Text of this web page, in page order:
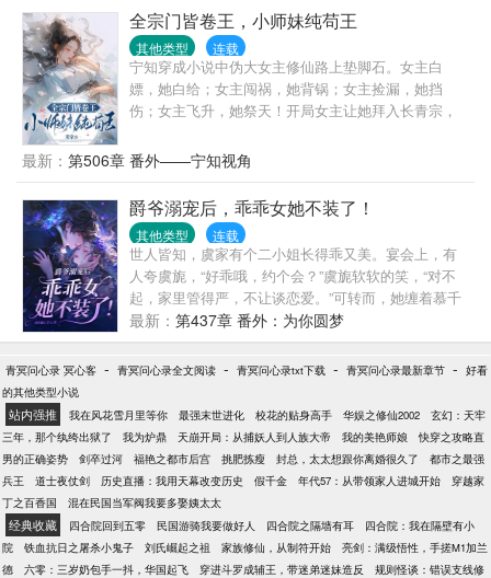
全宗门皆卷王，小师妹纯苟王
其他类型 连载
宁知穿成小说中伪大女主修仙路上垫脚石。女主白
嫖，她白给；女主闯祸，她背锅；女主捡漏，她挡
伤；女主飞升，她祭天！开局女主让她拜入长青宗，
文尔雅，家族被灭后造成双重人格，仇人正是女主家
族，复仇之时身负重伤被女主反杀。二师兄帅气多
金，家族百年难得一遇的天才，被造谣嗑丹药涨修
为，道心不稳滋生心魔，堕魔后变成杀人大魔头。三
师兄狐媚妖冶，有狐妖血统遭世人所不容，从小缺爱
敏感厌世，被女主哄骗自掏妖丹而亡。惨！实惨！宁
知:大师兄，敌人的敌人就是盟友，与其单枪匹马，不
如群起而攻之。二师兄，走自己的路让别人去说是行
不通的，你要走别人的路，让别人无路可走。三师
兄，红豆生南国，混血是男模，别人就是嫉妒你的美
貌，内耗自己，不如外耗他人。师兄们大彻大悟，朝
师妹你这是？”宁知：“啊？我在苟剧情啊！”不巧，每
次女主受伤时她都会被自动传送过去挡伤害。这剧情
骚的嘞。你强任你强，我苟我在行。宁知给自己和女
主牵上同感相惜绳，从此有痛同当，有福独享。原女
主半夜被痛醒：不是，她有病吧！
最新： 第506章 番外——宁知视角
爵爷溺宠后，乖乖女她不装了！
其他类型 连载
世人皆知，虞家有个二小姐长得乖又美。宴会上，有
人夸虞旎，“好乖哦，约个会？”虞旎软软的笑，“对不
起，家里管得严，不让谈恋爱。”可转而，她缠着慕千
爵撒娇，“老公，有人找我约会。”男人掐住她腰，咬牙
危险,“不许在别人面前卖乖。”“好啊。”她一身红裙，戴
上面具转身融入舞池，婀娜的舞姿引得更多男人追
经名花有主，是我慕千爵。”人人都说，虞二小姐是娇
养在温室里的花朵，配不上京圈太子爷。她现场雕
刻，一笔一划，作品一出世立成孤品。价值连城。别
人得不到的，慕千爵却抱着一大推炫耀，“我老婆送我
的嫁妆！”……养父生辰宴，虞旎以姐姐之名，亲自雕
刻一尊阎王雕像当为贺礼。现场宾客吓得魂飞魄散。
姐姐被养父当众暴打。慕千爵搂着老婆视而不见，“送
阎王来收命，我老婆真乖。”
最新： 第437章 番外：为你圆梦
青冥问心录 冥心客 - 青冥问心录全文阅读 - 青冥问心录txt下载 - 青冥问心录最新章节 - 好看
的其他类型小说
站内强推 我在风花雪月里等你 最强末世进化 校花的贴身高手 华娱之修仙2002
玄幻：天牢
三年，那个纨绔出狱了
我为炉鼎 天崩开局：从捕妖人到人族大帝 我的美艳师娘
快穿之攻略直
男的正确姿势
剑卒过河 福艳之都市后宫 挑肥拣瘦 封总，太太想跟你离婚很久了
都市之最强
兵王
道士夜仗剑 历史直播：我用天幕改变历史 假千金 年代57：从带领家人进城开始
穿越家
丁之百香国
混在民国当军阀我要多娶姨太太
经典收藏 四合院回到五零 民国游骑我要做好人 四合院之隔墙有耳
四合院：我在隔壁有小
院
铁血抗日之屠杀小鬼子 刘氏崛起之祖 家族修仙，从制符开始
亮剑：满级悟性，手搓M1加兰
德
六零：三岁奶包手一抖，华国起飞 穿进斗罗成辅王，带迷弟迷妹造反
规则怪谈：错误支线修